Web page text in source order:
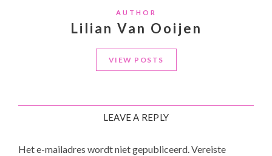
AUTHOR
Lilian Van Ooijen
VIEW POSTS
LEAVE A REPLY
Het e-mailadres wordt niet gepubliceerd.Vereiste